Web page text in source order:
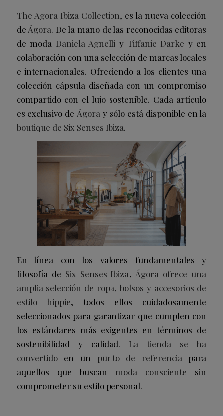
The Agora Ibiza Collection, es la nueva colección
de Ágora. De la mano de las reconocidas editoras
de moda Daniela Agnelli y Tiffanie Darke y en
colaboración con una selección de marcas locales
e internacionales. Ofreciendo a los clientes una
colección cápsula diseñada con un compromiso
compartido con el lujo sostenible. Cada artículo
es exclusivo de Ágora y sólo está disponible en la
boutique de Six Senses Ibiza.
En línea con los valores fundamentales y
filosofía de Six Senses Ibiza,Ágora ofrece una
amplia selección de ropa, bolsos y accesorios de
estilo hippie, todos ellos cuidadosamente
seleccionados para garantizar que cumplen con
los estándares más exigentes en términos de
sostenibilidad y calidad. La tienda se ha
convertidoen un punto de referenciapara
aquellos que buscan moda consciente sin
comprometer su estilo personal.